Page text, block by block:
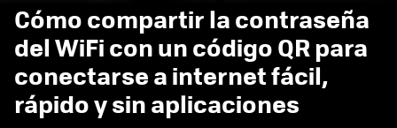
Cómo compartir la contraseña
del WiFi con un código QR para
conectarse a internet fácil,
rápido y sin aplicaciones